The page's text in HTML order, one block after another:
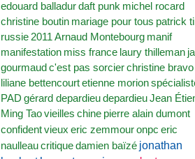
edouard balladurdaft punk michel rocard
christine boutin mariage pour tous patrick
russie 2011 Arnaud Montebourg manif
manifestation miss france laury thilleman
gourmaud c'est pas sorcierchristine bravo
liliane bettencourtetienne morion
PAD gérard depardieudepardieuJean
Ming Taovieilles chine pierre alain dumont
confidentvieux eric zemmouronpc eric
naulleaucritiquedamien baïzé jonathan